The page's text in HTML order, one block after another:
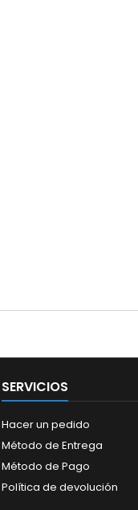
SERVICIOS
Hacer un pedido
Método de Entrega
Método de Pago
Política de devolución